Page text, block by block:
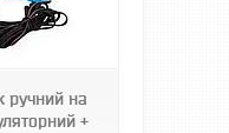
ручний на
+